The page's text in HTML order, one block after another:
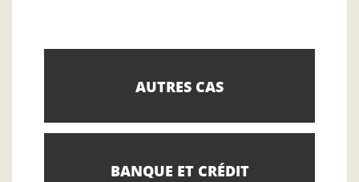
AUTRES CAS
BANQUE ET CRÉDIT